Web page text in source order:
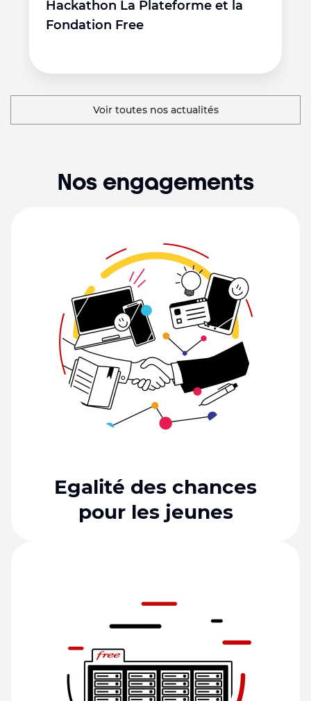
Hackathon La Plateforme et la
Fondation Free
Voir toutes nos actualités
Nos engagements
Egalité des chances
pour les jeunes